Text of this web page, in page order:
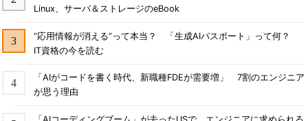
Linux、サーバ＆ストレージのeBook
“応用情報が消える”って本当？ 「生成AIパスポート」って何？
IT資格の今を読む
「AIがコードを書く時代、新職種FDEが需要増」 7割のエンジニア
が思う理由